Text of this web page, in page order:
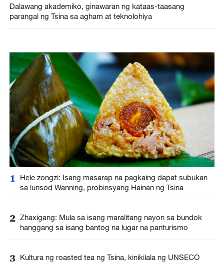
Dalawang akademiko, ginawaran ng kataas-taasang
parangal ng Tsina sa agham at teknolohiya
1
Hele zongzi: Isang masarap na pagkaing dapat subukan
sa lunsod Wanning, probinsyang Hainan ng Tsina
2 Zhaxigang: Mula sa isang maralitang nayon sa bundok
hanggang sa isang bantog na lugar na panturismo
3 Kultura ng roasted tea ng Tsina, kinikilala ng UNSECO